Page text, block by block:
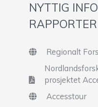
NYTTIG
RAPPORTER
Regionalt
prosjektet
Accesstour